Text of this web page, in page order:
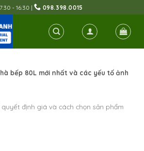
- 16:30 | 098.398.0015
bếp 80L mới nhất và các yếu tố ảnh
định giá và cách chọn sản phẩm